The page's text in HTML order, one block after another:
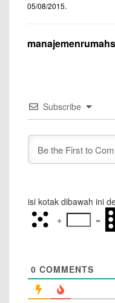
05/08/2015.
Subscribe
isi kotak dibawah ini
+
=
0 COMMENTS